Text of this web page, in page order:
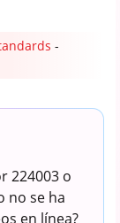
-
224003 o
no se ha
en línea?